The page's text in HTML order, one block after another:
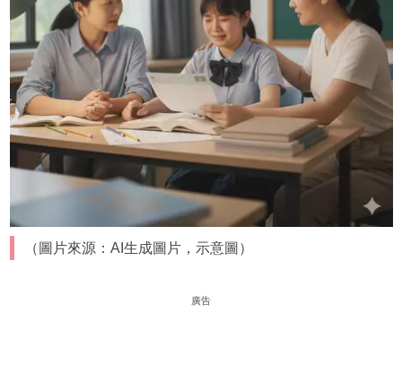
（圖片來源：AI生成圖片，示意圖）
廣告